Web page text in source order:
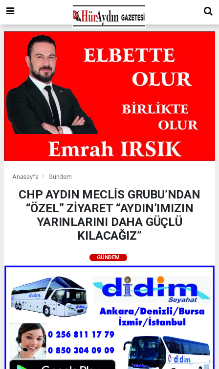
Anasayfa Gündem
CHP AYDIN MECLİS GRUBU’NDAN
“ÖZEL” ZİYARET “AYDIN’IMIZIN
YARINLARINI DAHA GÜÇLÜ
KILACAĞIZ”
GÜNDEM